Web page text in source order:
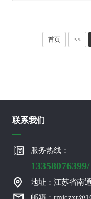
首页 <<
联系我们
服务热线：
地址：江苏省南